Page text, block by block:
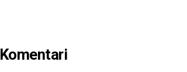
Komentari